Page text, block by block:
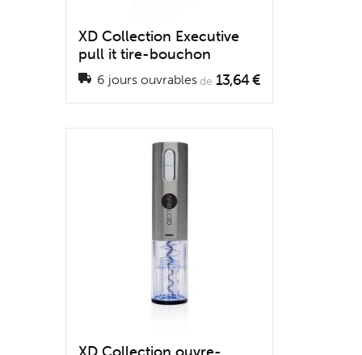
XD Collection Executive
pull it tire-bouchon
6 jours ouvrables de 13,64 €
XD Collection ouvre-